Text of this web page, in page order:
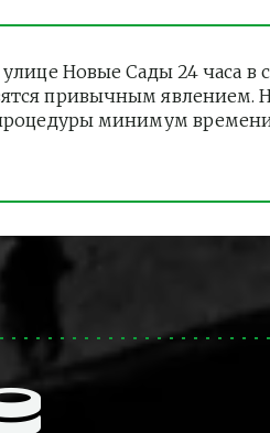
Новые Сады 24 часа в
привычным явлением.
минимум